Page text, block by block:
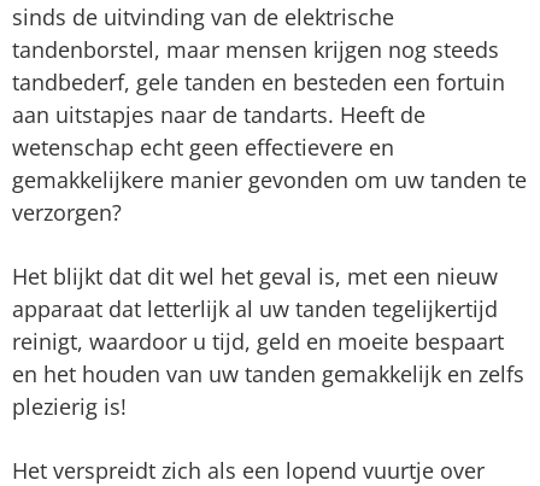
sinds de uitvinding van de elektrische
tandenborstel, maar mensen krijgen nog steeds
tandbederf, gele tanden en besteden een fortuin
aan uitstapjes naar de tandarts. Heeft de
wetenschap echt geen effectievere en
gemakkelijkere manier gevonden om uw tanden te
verzorgen?
Het blijkt dat dit wel het geval is, met een nieuw
apparaat dat letterlijk al uw tanden tegelijkertijd
reinigt, waardoor u tijd, geld en moeite bespaart
en het houden van uw tanden gemakkelijk en zelfs
plezierig is!
Het verspreidt zich als een lopend vuurtje over